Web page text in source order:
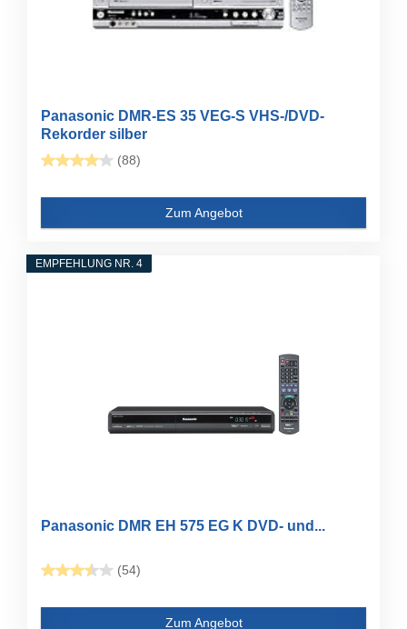
Panasonic DMR-ES 35 VEG-S VHS-/DVD-
Rekorder silber
(88)
Zum Angebot
EMPFEHLUNG NR. 4
Panasonic DMR EH 575 EG K DVD- und...
(54)
Zum Angebot